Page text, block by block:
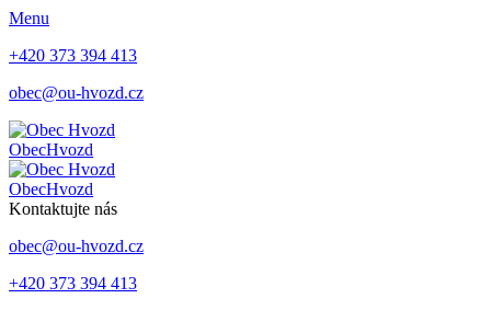
Menu
+420 373 394 413
obec@ou-hvozd.cz
ObecHvozd
ObecHvozd
Kontaktujte nás
obec@ou-hvozd.cz
+420 373 394 413